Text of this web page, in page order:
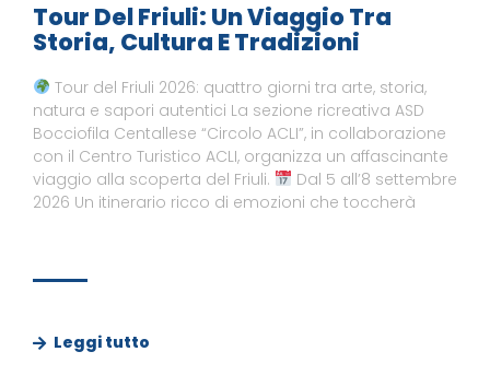
Tour Del Friuli: Un Viaggio Tra
Storia, Cultura E Tradizioni
Tour del Friuli 2026: quattro giorni tra arte, storia,
natura e sapori autentici La sezione ricreativa ASD
Bocciofila Centallese “Circolo ACLI”, in collaborazione
con il Centro Turistico ACLI, organizza un affascinante
viaggio alla scoperta del Friuli.
Dal 5 all’8 settembre
2026 Un itinerario ricco di emozioni che toccherà
Leggi tutto